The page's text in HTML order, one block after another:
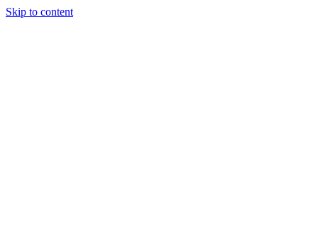
Skip to content